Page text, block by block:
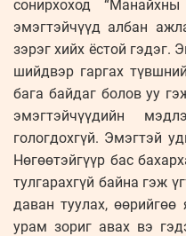
сонирхоход
эмэгтэйчүүд албан
зэрэг хийх ёстой гэдэг.
шийдвэр гаргах
бага байдаг болов уу
эмэгтэйчүүдийн
гологдохгүй. Эмэгтэй
Нөгөөтэйгүүр бас
тулгарахгүй байна гэж
даван туулах,
урам зориг авах вэ